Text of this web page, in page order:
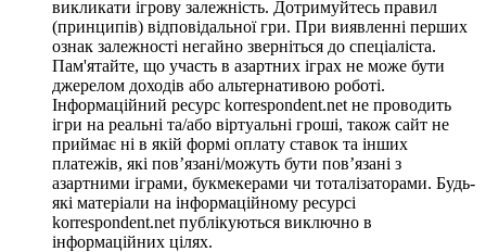
викликати ігрову залежність. Дотримуйтесь правил
(принципів) відповідальної гри. При виявленні перших
ознак залежності негайно зверніться до спеціаліста.
Пам'ятайте, що участь в азартних іграх не може бути
джерелом доходів або альтернативою роботі.
Інформаційний ресурс korrespondent.net не проводить
ігри на реальні та/або віртуальні гроші, також сайт не
приймає ні в якій формі оплату ставок та інших
платежів, які пов’язані/можуть бути пов’язані з
азартними іграми, букмекерами чи тоталізаторами. Будь-
які матеріали на інформаційному ресурсі
korrespondent.net публікуються виключно в
інформаційних цілях.